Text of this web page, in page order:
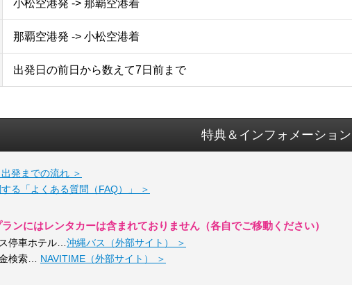
小松空港発 -> 那覇空港着
那覇空港発 -> 小松空港着
出発日の前日から数えて7日前まで
特典＆インフォメーション
発までの流れ ＞
る「よくある質問（FAQ）」 ＞
ンにはレンタカーは含まれておりません（各自でご移動ください）
停車ホテル… 沖縄バス（外部サイト） ＞
検索… NAVITIME（外部サイト） ＞